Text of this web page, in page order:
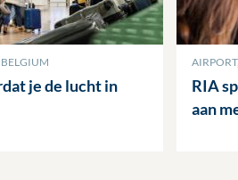
je de lucht in
RIA
aan